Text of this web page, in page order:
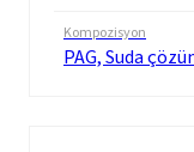
Kompozisyon
PAG, Suda